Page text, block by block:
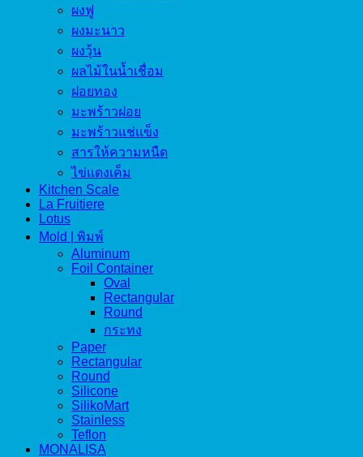
ผงฟู
ผงมะนาว
ผงวุ้น
ผลไม้ในน้ำเชื่อม
ฝอยทอง
มะพร้าวฝอย
มะพร้าวแช่แข็ง
สารให้ความหนืด
ไข่แดงเค็ม
Kitchen Scale
La Fruitiere
Lotus
Mold | พิมพ์
Aluminum
Foil Container
Oval
Rectangular
Round
กระทง
Paper
Rectangular
Round
Silicone
SilikoMart
Stainless
Teflon
MONALISA